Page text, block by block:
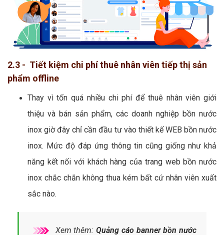
2.3 - Tiết kiệm chi phí thuê nhân viên tiếp thị sản
phẩm offline
Thay vì tốn quá nhiều chi phí để thuê nhân viên giới
thiệu và bán sản phẩm, các doanh nghiệp bồn nước
inox giờ đây chỉ cần đầu tư vào thiết kế WEB bồn nước
inox. Mức độ đáp ứng thông tin cũng giống như khả
năng kết nối với khách hàng của trang web bồn nước
inox chắc chắn không thua kém bất cứ nhân viên xuất
sắc nào.
Xem thêm:Quảng cáo banner bồn nước